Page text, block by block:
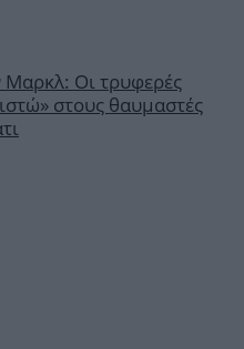
Μαρκλ: Οι τρυφερές
στους θαυμαστές